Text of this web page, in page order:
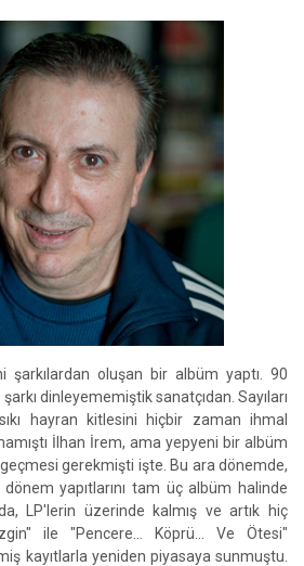
şarkılardan oluşan bir albüm yaptı. 90
dinleyememiştik sanatçıdan. Sayıları
hayran kitlesini hiçbir zaman ihmal
İlhan İrem, ama yepyeni bir albüm
gerekmişti işte. Bu ara dönemde,
yapıtlarını tam üç albüm halinde
LP'lerin üzerinde kalmış ve artık hiç
ile "Pencere… Köprü… Ve Ötesi"
kayıtlarla yeniden piyasaya sunmuştu.